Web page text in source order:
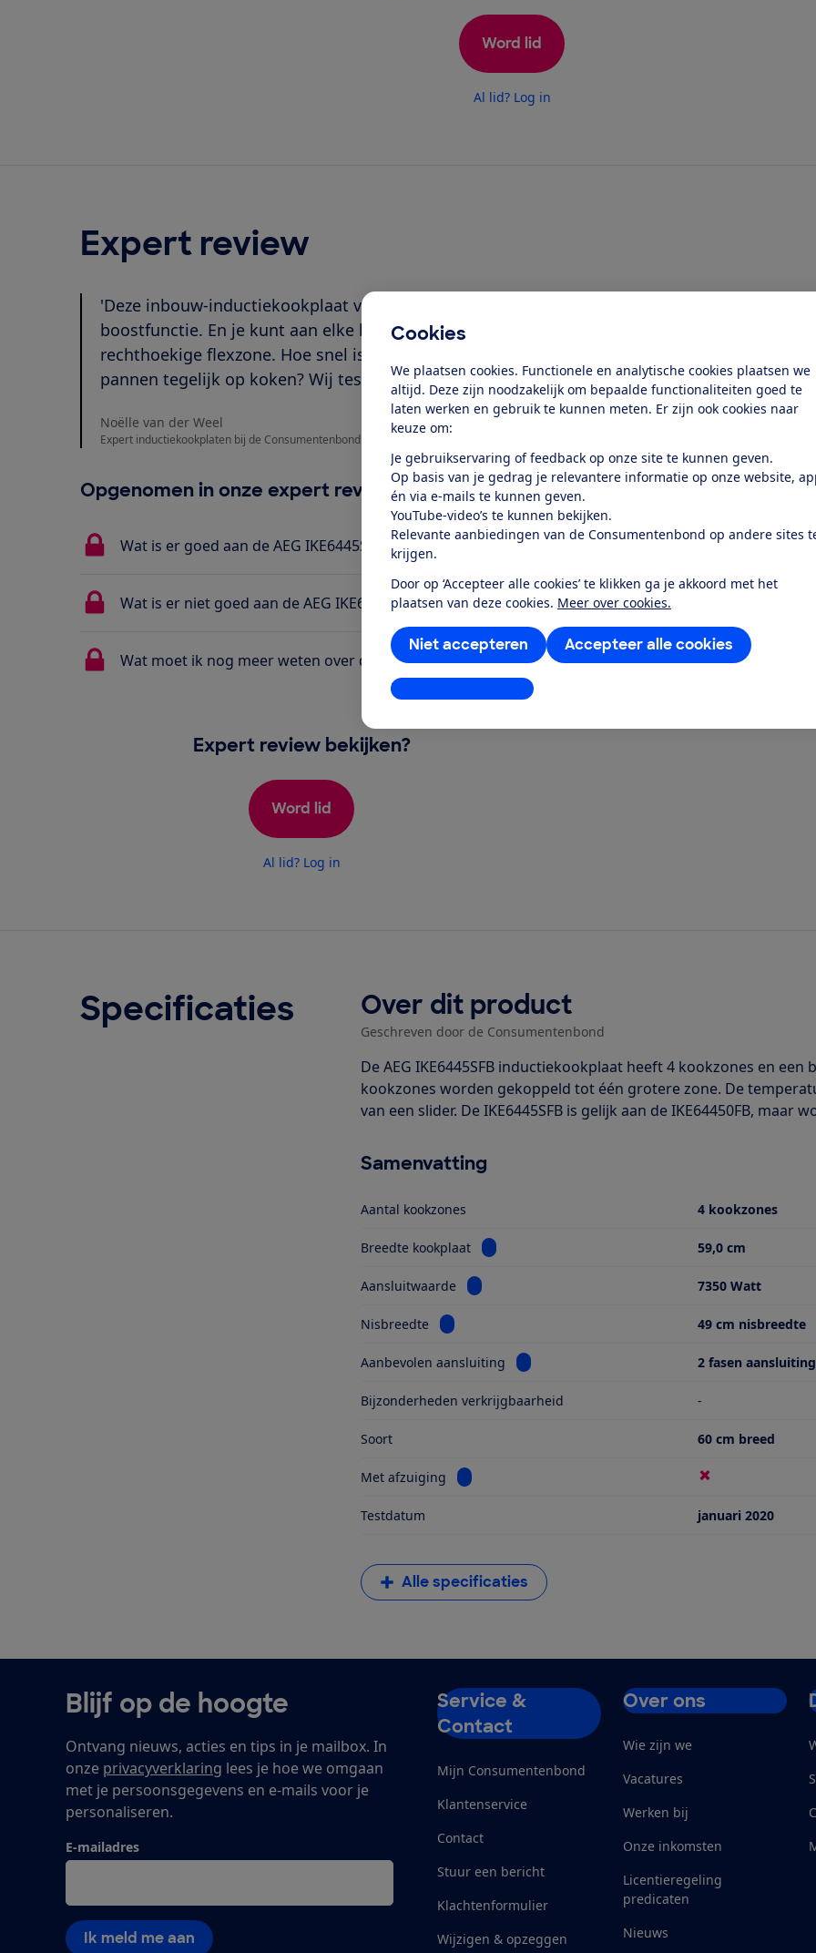
Cookies
We plaatsen cookies. Functionele en analytische cookies plaatsen we
altijd. Deze zijn noodzakelijk om bepaalde functionaliteiten goed te
laten werken en gebruik te kunnen meten. Er zijn ook cookies naar
keuze om:
Je gebruikservaring of feedback op onze site te kunnen geven.
Op basis van je gedrag je relevantere informatie op onze website,
én via e-mails te kunnen geven.
YouTube-video’s te kunnen bekijken.
Relevante aanbiedingen van de Consumentenbond op andere sites
krijgen.
Door op ‘Accepteer alle cookies’ te klikken ga je akkoord met het
plaatsen van deze cookies. Meer over cookies.
Accepteer alle cookies
Niet accepteren
Instellingen aanpassen
Word lid
Al lid? Log in
Expert review
'Deze inbouw-inductiekookplaat van 60 cm heeft 4 kookzones met elk een eigen
boostfunctie. En je kunt aan elke kant de 2 kookzones koppelen tot 1 grote
rechthoekige flexzone. Hoe snel is deze kookplaat? En kun je er goed met 4
pannen tegelijk op koken? Wij testen dit en nog veel meer.'
Noëlle van der Weel
Expert inductiekookplaten bij de Consumentenbond
Opgenomen in onze expert review
Wat is er goed aan de AEG IKE6445SFB?
Wat is er niet goed aan de AEG IKE6445SFB?
Wat moet ik nog meer weten over de AEG IKE6445SFB?
Expert review bekijken?
Word lid
Al lid? Log in
Specificaties Over dit product
Geschreven door de Consumentenbond
De AEG IKE6445SFB inductiekookplaat heeft 4 kookzones en
kookzones worden gekoppeld tot één grotere zone. De
van een slider. De IKE6445SFB is gelijk aan de IKE64450FB,
Samenvatting
Aantal kookzones 4 kookzones
Breedte kookplaat Bekijk informatie voor Breedte kookplaat
59,0 cm
Aansluitwaarde Bekijk informatie voor Aansluitwaarde7350 Watt
Nisbreedte Bekijk informatie voor Nisbreedte 49 cm nisbreedte
Aanbevolen aansluiting Bekijk informatie voor Aanbevolen aansluiting
2 fasen aansluiting
Bijzonderheden verkrijgbaarheid -
Soort 60 cm breed
Met afzuiging Bekijk informatie voor Met afzuiging
Testdatum januari 2020
Alle specificaties
Blijf op de hoogte
Ontvang nieuws, acties en tips in je mailbox. In
onze privacyverklaring lees je hoe we omgaan
met je persoonsgegevens en e-mails voor je
personaliseren.
E-mailadres
Ik meld me aan
Service &
Contact
Mijn Consumentenbond
Klantenservice
Contact
Stuur een bericht
Klachtenformulier
Wijzigen & opzeggen
Over ons
Wie zijn we
Vacatures
Werken bij
Onze inkomsten
Licentieregeling
predicaten
Nieuws